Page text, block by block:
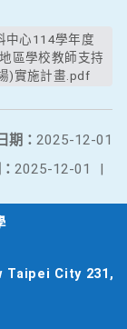
區學校教師支持
)實施計畫.pdf
期： 2025-12-01
2025-12-01 |
Taipei City 231,